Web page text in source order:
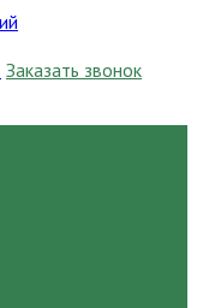
Заказать звонок